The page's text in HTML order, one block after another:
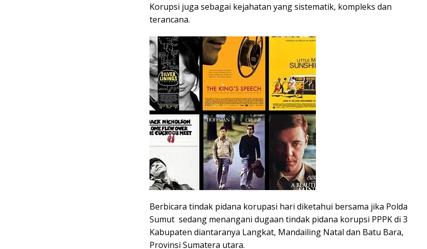
Korupsi juga sebagai kejahatan yang sistematik, kompleks dan
terancana.
Berbicara tindak pidana korupasi hari diketahui bersama jika Polda
Sumut sedang menangani dugaan tindak pidana korupsi PPPK di 3
Kabupaten diantaranya Langkat, Mandailing Natal dan Batu Bara,
Provinsi Sumatera utara.